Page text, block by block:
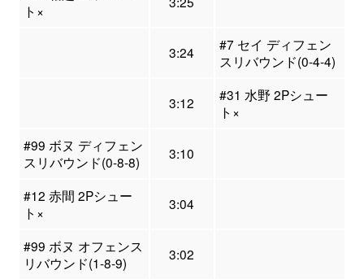
ト×
3:24
#7 セイ ディフェン
スリバウンド(0-4-4)
3:12
#31 水野 2Pシュー
ト×
#99 ボヌ ディフェン
スリバウンド(0-8-8)
3:10
#12 赤間 2Pシュー
ト×
3:04
#99 ボヌ オフェンス
リバウンド(1-8-9)
3:02